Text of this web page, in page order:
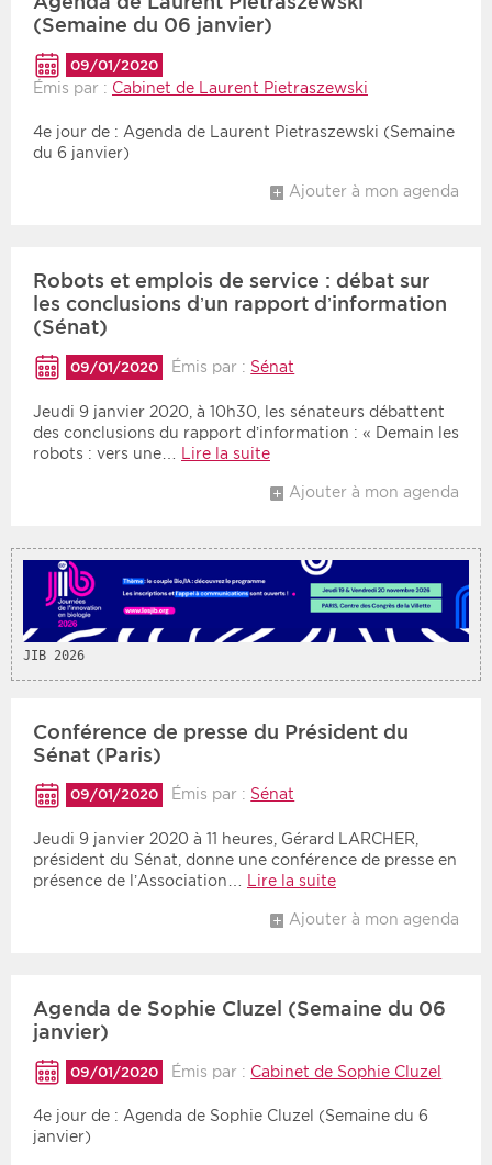
(Semaine du 06 janvier)
09/01/2020
Émis par : Cabinet de Laurent Pietraszewski
4e jour de : Agenda de Laurent Pietraszewski (Semaine
du 6 janvier)
Ajouter à mon agenda
Robots et emplois de service : débat sur
les conclusions d’un rapport d’information
(Sénat)
09/01/2020 Émis par : Sénat
Jeudi 9 janvier 2020, à 10h30, les sénateurs débattent
des conclusions du rapport d’information : « Demain les
robots : vers une…
Lire la suite
Ajouter à mon agenda
JIB 2026
Conférence de presse du Président du
Sénat (Paris)
09/01/2020 Émis par : Sénat
Jeudi 9 janvier 2020 à 11 heures, Gérard LARCHER,
président du Sénat, donne une conférence de presse en
présence de l’Association…
Lire la suite
Ajouter à mon agenda
Agenda de Sophie Cluzel (Semaine du 06
janvier)
09/01/2020 Émis par : Cabinet de Sophie Cluzel
4e jour de : Agenda de Sophie Cluzel (Semaine du 6
janvier)